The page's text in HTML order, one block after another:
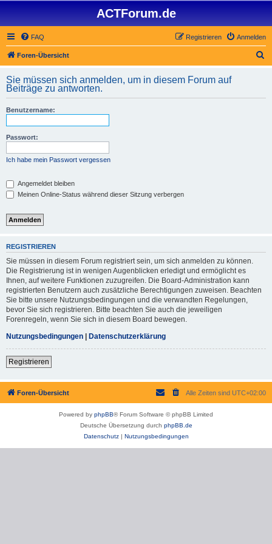
ACTForum.de
FAQ Anmelden
Registrieren
Foren-Übersicht
h
Sie müssen sich anmelden, um in diesem Forum auf
Beiträge zu antworten.
Benutzername:
Passwort:
Ich habe mein Passwort vergessen
Angemeldet bleiben
Meinen Online-Status während dieser Sitzung verbergen
REGISTRIEREN
Sie müssen in diesem Forum registriert sein, um sich anmelden zu können.
Die Registrierung ist in wenigen Augenblicken erledigt und ermöglicht es
Ihnen, auf weitere Funktionen zuzugreifen. Die Board-Administration kann
registrierten Benutzern auch zusätzliche Berechtigungen zuweisen. Beachten
Sie bitte unsere Nutzungsbedingungen und die verwandten Regelungen,
bevor Sie sich registrieren. Bitte beachten Sie auch die jeweiligen
Forenregeln, wenn Sie sich in diesem Board bewegen.
Nutzungsbedingungen | Datenschutzerklärung
Registrieren
Foren-Übersicht Alle Zeiten sind UTC+02:00
Powered by phpBB® Forum Software © phpBB Limited
Deutsche Übersetzung durch phpBB.de
Datenschutz| Nutzungsbedingungen